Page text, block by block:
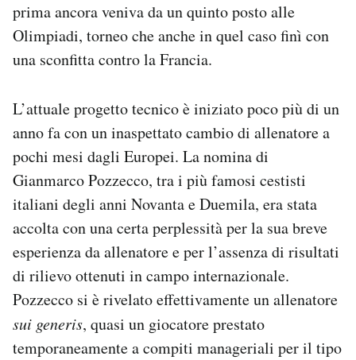
prima ancora veniva da un quinto posto alle
Olimpiadi, torneo che anche in quel caso finì con
una sconfitta contro la Francia.
L’attuale progetto tecnico è iniziato poco più di un
anno fa con un inaspettato cambio di allenatore a
pochi mesi dagli Europei. La nomina di
Gianmarco Pozzecco, tra i più famosi cestisti
italiani degli anni Novanta e Duemila, era stata
accolta con una certa perplessità per la sua breve
esperienza da allenatore e per l’assenza di risultati
di rilievo ottenuti in campo internazionale.
Pozzecco si è rivelato effettivamente un allenatore
sui generis, quasi un giocatore prestato
temporaneamente a compiti manageriali per il tipo